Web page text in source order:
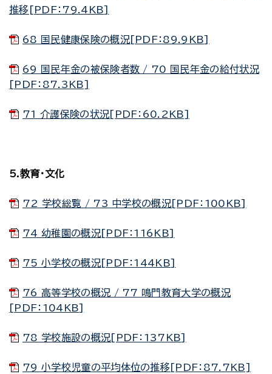
推移[PDF：79.4KB]
68 国民健康保険の概況[PDF：89.9KB]
69 国民年金の被保険者数 / 70 国民年金の給付状況
[PDF：87.3KB]
71 介護保険の状況[PDF：60.2KB]
5.教育・文化
72 学校総覧 / 73 中学校の概況[PDF：100KB]
74 幼稚園の概況[PDF：116KB]
75 小学校の概況[PDF：144KB]
76 高等学校の概況 / 77 鳴門教育大学の概況
[PDF：104KB]
78 学校施設の概況[PDF：137KB]
79 小学校児童の平均体位の推移[PDF：87.7KB]